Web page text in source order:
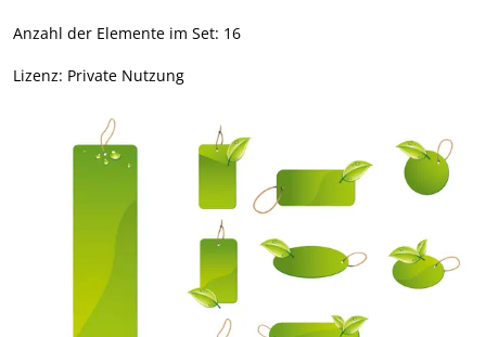
Anzahl der Elemente im Set: 16
Lizenz: Private Nutzung